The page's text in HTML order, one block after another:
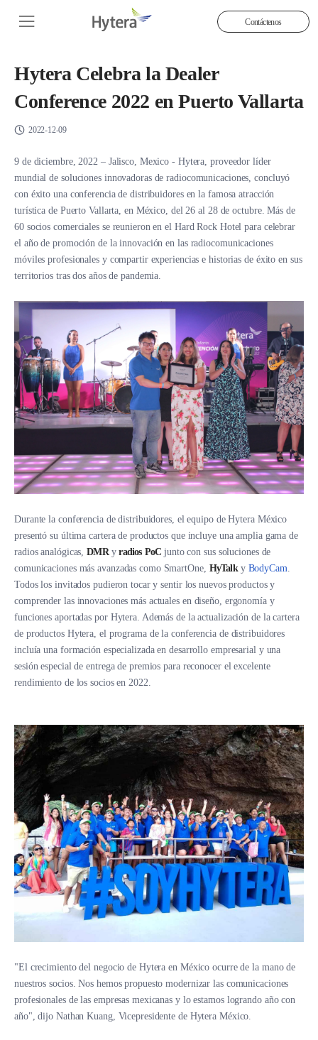
Contáctenos
Hytera Celebra la Dealer
Conference 2022 en Puerto Vallarta
2022-12-09
9 de diciembre, 2022 – Jalisco, Mexico - Hytera, proveedor líder
mundial de soluciones innovadoras de radiocomunicaciones, concluyó
con éxito una conferencia de distribuidores en la famosa atracción
turística de Puerto Vallarta, en México, del 26 al 28 de octubre. Más de
60 socios comerciales se reunieron en el Hard Rock Hotel para celebrar
el año de promoción de la innovación en las radiocomunicaciones
móviles profesionales y compartir experiencias e historias de éxito en sus
territorios tras dos años de pandemia.
Durante la conferencia de distribuidores, el equipo de Hytera México
presentó su última cartera de productos que incluye una amplia gama de
radios analógicas,DMRyradios PoC junto con sus soluciones de
comunicaciones más avanzadas como SmartOne, HyTalky BodyCam.
Todos los invitados pudieron tocar y sentir los nuevos productos y
comprender las innovaciones más actuales en diseño, ergonomía y
funciones aportadas por Hytera. Además de la actualización de la cartera
de productos Hytera, el programa de la conferencia de distribuidores
incluía una formación especializada en desarrollo empresarial y una
sesión especial de entrega de premios para reconocer el excelente
rendimiento de los socios en 2022.
"El crecimiento del negocio de Hytera en México ocurre de la mano de
nuestros socios. Nos hemos propuesto modernizar las comunicaciones
profesionales de las empresas mexicanas y lo estamos logrando año con
año", dijo Nathan Kuang, Vicepresidente de Hytera México.